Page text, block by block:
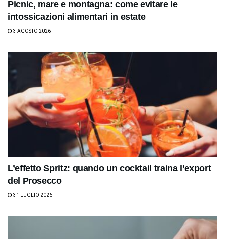
Picnic, mare e montagna: come evitare le
intossicazioni alimentari in estate
3 AGOSTO 2026
L’effetto Spritz: quando un cocktail traina l’export
del Prosecco
31 LUGLIO 2026